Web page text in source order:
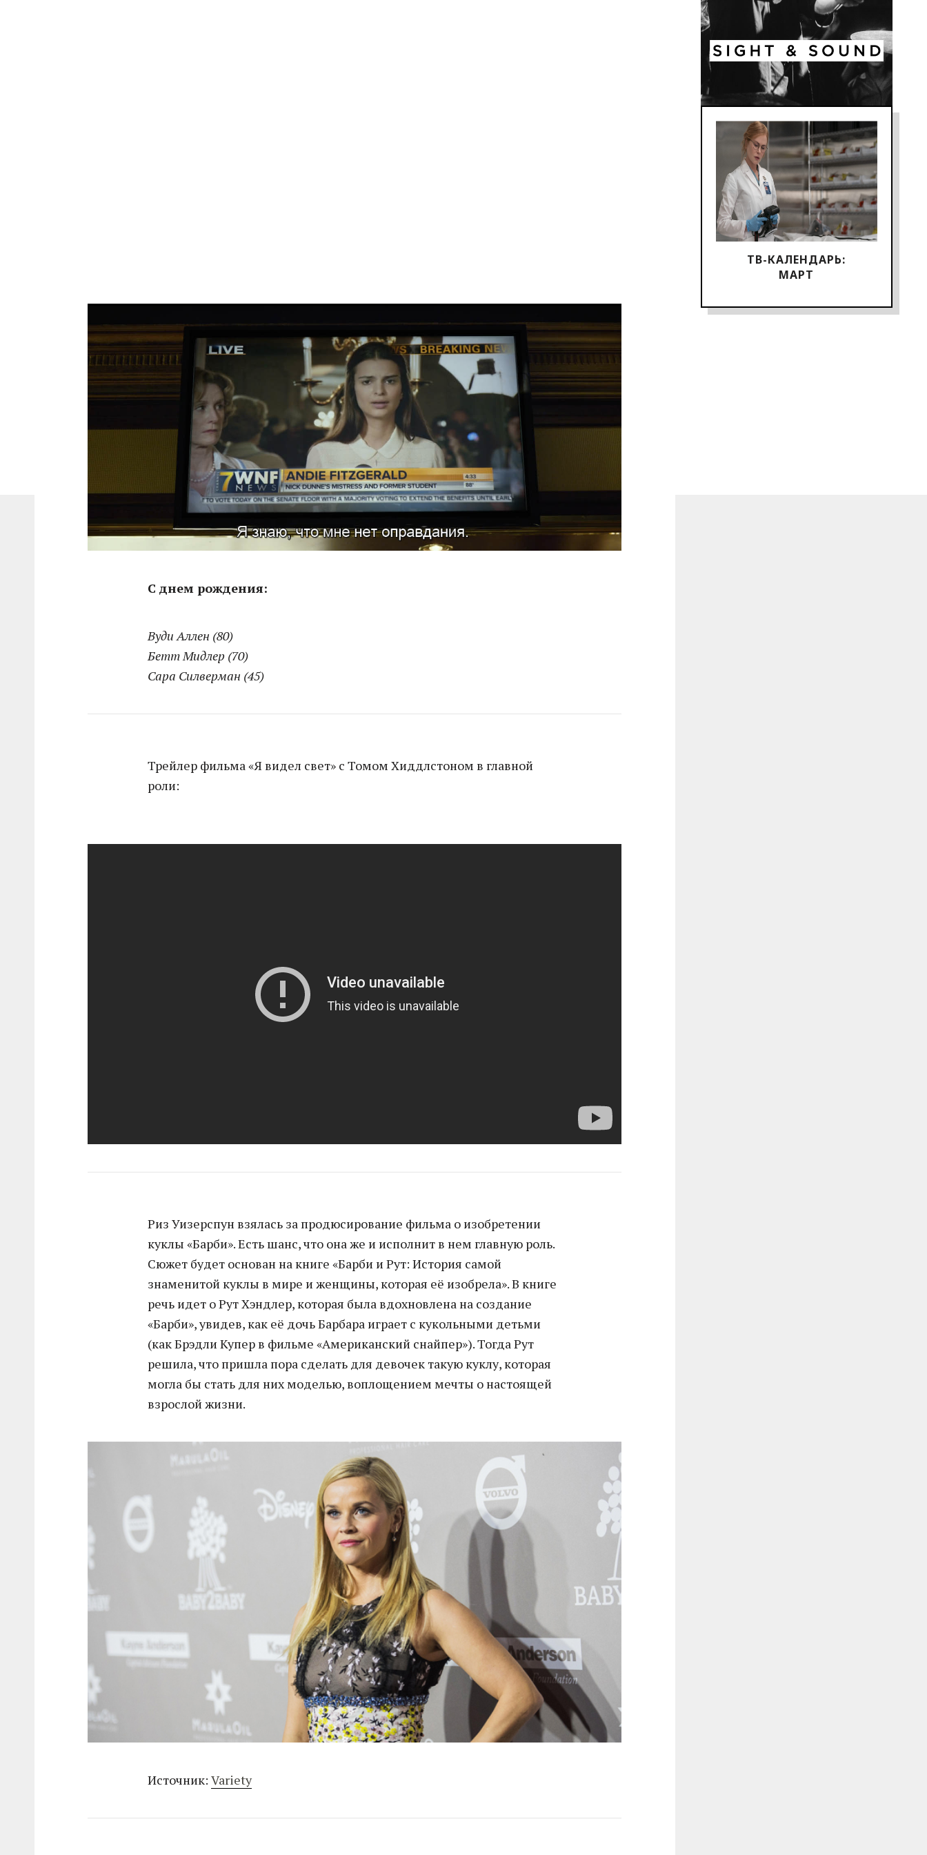
ТВ-КАЛЕНДАРЬ:
МАРТ
С днем рождения:
Вуди Аллен (80)
Бетт Мидлер (70)
Сара Силверман (45)
Трейлер фильма «Я видел свет» с Томом Хиддлстоном в главной
роли:
Риз Уизерспун взялась за продюсирование фильма о изобретении
куклы «Барби». Есть шанс, что она же и исполнит в нем главную роль.
Сюжет будет основан на книге «Барби и Рут: История самой
знаменитой куклы в мире и женщины, которая её изобрела». В книге
речь идет о Рут Хэндлер, которая была вдохновлена на создание
«Барби», увидев, как её дочь Барбара играет с кукольными детьми
(как Брэдли Купер в фильме «Американский снайпер»). Тогда Рут
решила, что пришла пора сделать для девочек такую куклу, которая
могла бы стать для них моделью, воплощением мечты о настоящей
взрослой жизни.
Источник:Variety